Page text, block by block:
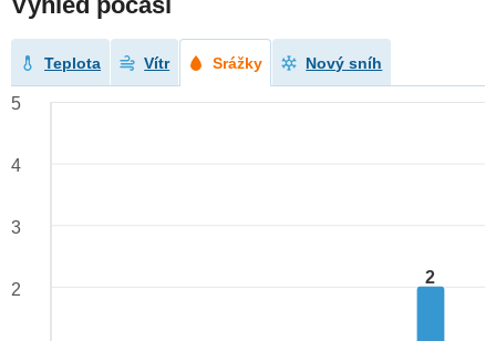
Teplota Vítr Srážky Nový sníh
2
5
4
3
2